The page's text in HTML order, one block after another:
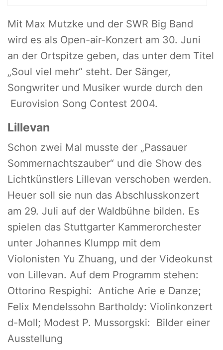
Mit Max Mutzke und der SWR Big Band
wird es als Open-air-Konzert am 30. Juni
an der Ortspitze geben, das unter dem Titel
„Soul viel mehr“ steht. Der Sänger,
Songwriter und Musiker wurde durch den
Eurovision Song Contest 2004.
Lillevan
Schon zwei Mal musste der „Passauer
Sommernachtszauber“ und die Show des
Lichtkünstlers Lillevan verschoben werden.
Heuer soll sie nun das Abschlusskonzert
am 29. Juli auf der Waldbühne bilden. Es
spielen das Stuttgarter Kammerorchester
unter Johannes Klumpp mit dem
Violonisten Yu Zhuang, und der Videokunst
von Lillevan. Auf dem Programm stehen:
Ottorino Respighi: Antiche Arie e Danze;
Felix Mendelssohn Bartholdy: Violinkonzert
d-Moll; Modest P. Mussorgski: Bilder einer
Ausstellung